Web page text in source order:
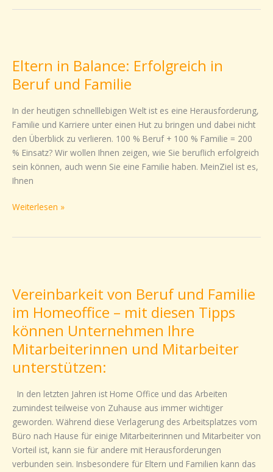
Eltern in Balance: Erfolgreich in
Beruf und Familie
In der heutigen schnelllebigen Welt ist es eine Herausforderung,
Familie und Karriere unter einen Hut zu bringen und dabei nicht
den Überblick zu verlieren. 100 % Beruf + 100 % Familie = 200
% Einsatz? Wir wollen Ihnen zeigen, wie Sie beruflich erfolgreich
sein können, auch wenn Sie eine Familie haben. MeinZiel ist es,
Ihnen
Balance:
Erfolgreich
in
Beruf
und
Familie
Weiterlesen »
Vereinbarkeit von Beruf und Familie
im Homeoffice – mit diesen Tipps
können Unternehmen Ihre
Mitarbeiterinnen und Mitarbeiter
unterstützen:
In den letzten Jahren ist Home Office und das Arbeiten
zumindest teilweise von Zuhause aus immer wichtiger
geworden. Während diese Verlagerung des Arbeitsplatzes vom
Büro nach Hause für einige Mitarbeiterinnen und Mitarbeiter von
Vorteil ist, kann sie für andere mit Herausforderungen
verbunden sein. Insbesondere für Eltern und Familien kann das
Beruf
und
Familie
im
Homeoffice
–
diesen
Tipps
können
Unternehmen
Ihre
Mitarbeiterinnen